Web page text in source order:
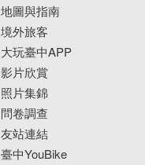
地圖與指南
境外旅客
大玩臺中APP
影片欣賞
照片集錦
問卷調查
友站連結
臺中YouBike